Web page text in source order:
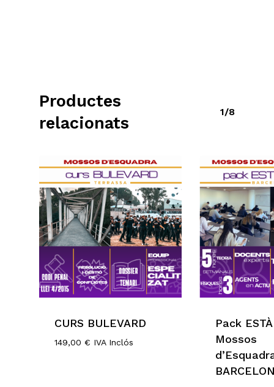
Productes
relacionats
1/8
CURS BULEVARD
149,00 € IVA Inclós
149,00€ IVA Inclós
Pack
Mossos
1.599,00